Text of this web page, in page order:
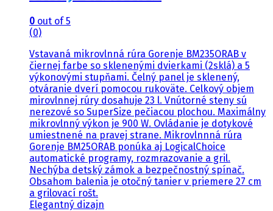
0 out of 5
(0)
Vstavaná mikrovlnná rúra Gorenje BM235ORAB v
čiernej farbe so sklenenými dvierkami (2sklá) a 5
výkonovými stupňami. Čelný panel je sklenený,
otváranie dverí pomocou rukoväte. Celkový objem
mirovlnnej rúry dosahuje 23 l. Vnútorné steny sú
nerezové so SuperSize pečiacou plochou. Maximálny
mikrovlnný výkon je 900 W. Ovládanie je dotykové
umiestnené na pravej strane. Mikrovlnnná rúra
Gorenje BM25ORAB ponúka aj LogicalChoice
automatické programy, rozmrazovanie a gril.
Nechýba detský zámok a bezpečnostný spínač.
Obsahom balenia je otočný tanier v priemere 27 cm
a grilovací rošt.
Elegantný dizajn